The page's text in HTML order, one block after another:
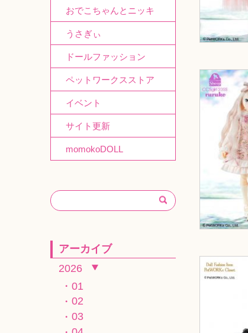
おでこちゃんとニッキ
うさぎぃ
ドールファッション
ペットワークスストア
イベント
サイト更新
momokoDOLL
アーカイブ
2026
01
02
03